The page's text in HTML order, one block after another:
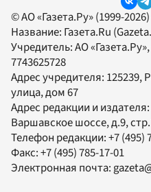
© АО «Газета.Ру» (1999-
Название: Газета.Ru
Учредитель:АО «Газета.Ру»
7743625728
Адрес учредителя: 125239,
улица, дом 67
Адрес редакции и издателя:
Варшавское шоссе, д.9,
Телефон редакции:+7 (495)
Факс:+7 (495) 785-17-01
Электронная почта: